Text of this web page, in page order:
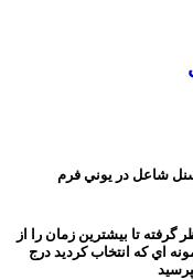
شاعل در يوني فرم
تا بيشترين زمان را از
اي که انتخاب کرديد درج